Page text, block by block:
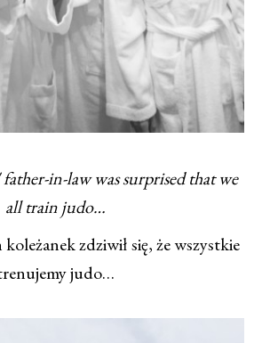
in-law was surprised that we
all train judo…
zdziwił się, że wszystkie
judo…